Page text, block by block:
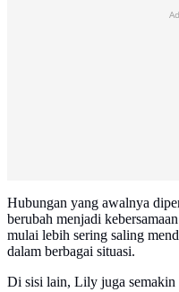
Hubungan yang awalnya
berubah menjadi
mulai lebih sering saling
dalam berbagai situasi.
Di sisi lain, Lily juga semakin